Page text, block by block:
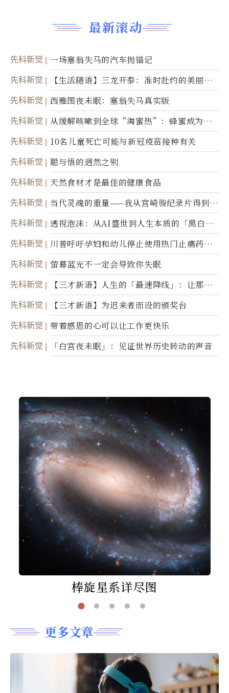
最新滚动
先科新觉 一场塞翁失马的汽车抛锚记
先科新觉
【生活随语】三龙开泰：准时赴约的美丽震
撼
先科新觉 西雅图夜未眠：塞翁失马真实版
先科新觉
从缓解咳嗽到全球“淘蜜热”：蜂蜜成为健
康产业前沿商品
先科新觉 10名儿童死亡可能与新冠疫苗接种有关
先科新觉 聪与悟的迥然之别
先科新觉 天然食材才是最佳的健康食品
先科新觉
当代灵魂的重量——我从宫崎骏纪录片得到的
省思
先科新觉
透视泡沫：从AI盛世到人生本质的「黑白一
瞬」
先科新觉
川普呼吁孕妇和幼儿停止使用热门止痛药泰
诺
先科新觉 萤幕蓝光不一定会导致你失眠
先科新觉
【三才新语】人生的「最速降线」：让那道
光，带你滑向自己
先科新觉 【三才新语】为迟来者而设的颁奖台
先科新觉 带着感恩的心可以让工作更快乐
先科新觉 「白宫夜未眠」：见证世界历史转动的声音
棒旋星系详尽图
更多文章